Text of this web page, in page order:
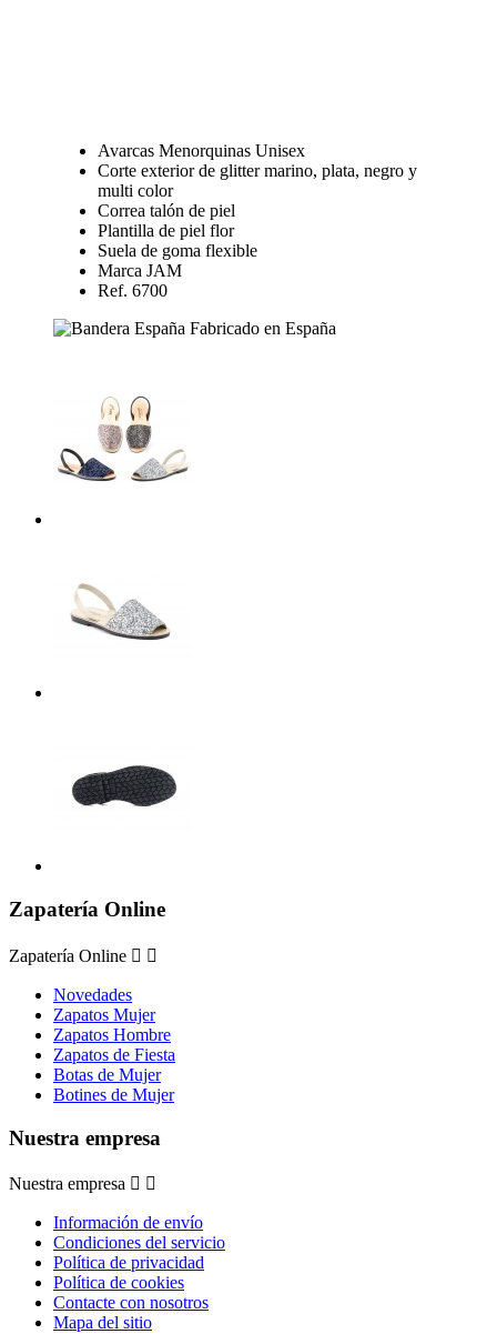
Avarcas Menorquinas Unisex
Corte exterior de glitter marino, plata, negro y
multi color
Correa talón de piel
Plantilla de piel flor
Suela de goma flexible
Marca JAM
Ref. 6700
Fabricado en España
Zapatería Online
Zapatería Online  
Novedades
Zapatos Mujer
Zapatos Hombre
Zapatos de Fiesta
Botas de Mujer
Botines de Mujer
Nuestra empresa
Nuestra empresa  
Información de envío
Condiciones del servicio
Política de privacidad
Política de cookies
Contacte con nosotros
Mapa del sitio